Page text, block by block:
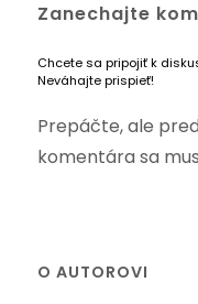
Zanechajte
Chcete sa pripojiť k
Neváhajte prispieť!
Prepáčte, ale
komentára sa
O AUTOROVI